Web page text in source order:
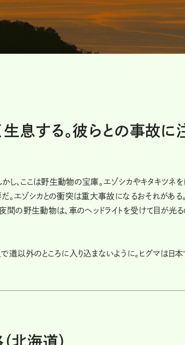
息する。彼らとの事故に
かし、ここは野生動物の宝庫。エゾシカやキタキツネ
。エゾシカとの衝突は重大事故になるおそれがある
間の野生動物は、車のヘッドライトを受けて目が光
道以外のところに入り込まないように。ヒグマは日本
北海道）